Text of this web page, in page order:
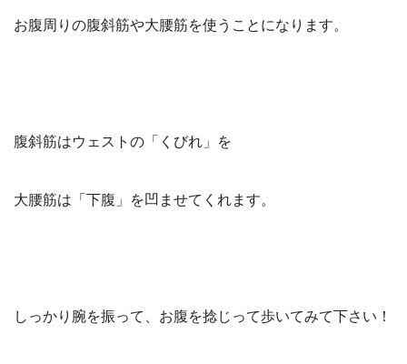
お腹周りの腹斜筋や大腰筋を使うことになります。
腹斜筋はウェストの「くびれ」を
大腰筋は「下腹」を凹ませてくれます。
しっかり腕を振って、お腹を捻じって歩いてみて下さい！